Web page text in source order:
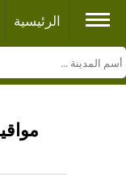
الرئيسية